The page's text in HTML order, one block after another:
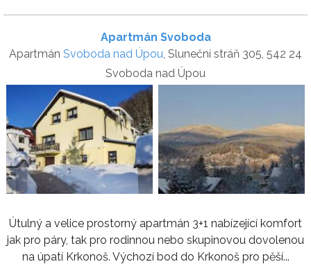
Apartmán Svoboda
Apartmán Svoboda nad Úpou, Sluneční stráň 305, 542 24
Svoboda nad Úpou
Útulný a velice prostorný apartmán 3+1 nabízející komfort
jak pro páry, tak pro rodinnou nebo skupinovou dovolenou
na úpatí Krkonoš. Výchozí bod do Krkonoš pro pěší...